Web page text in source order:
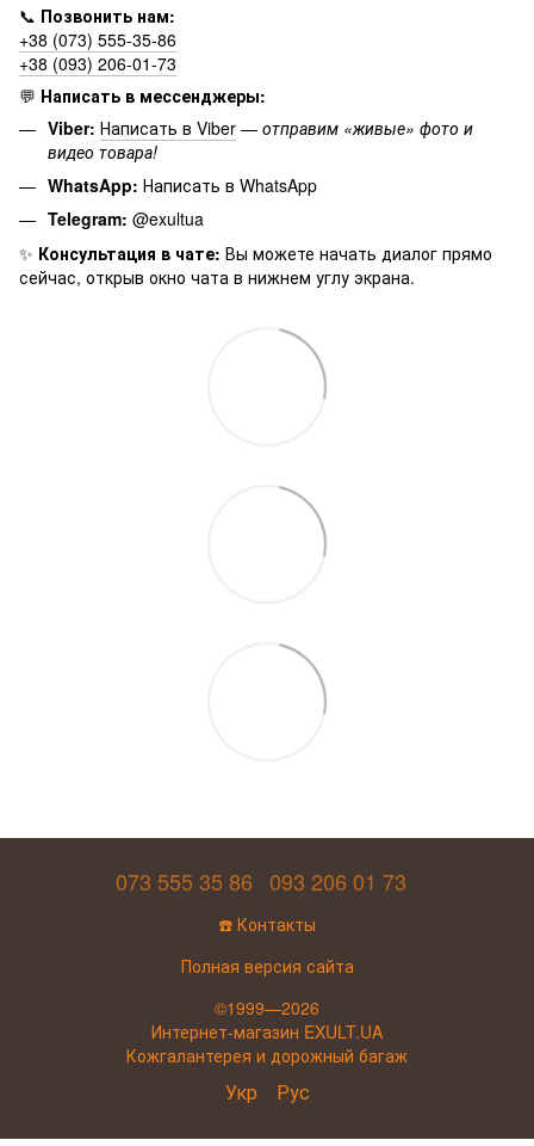
📞 Позвонить нам:
+38 (073) 555-35-86
+38 (093) 206-01-73
💬 Написать в мессенджеры:
Viber: Написать в Viber — отправим «живые» фото и
видео товара!
WhatsApp: Написать в WhatsApp
Telegram: @exultua
✨ Консультация в чате: Вы можете начать диалог прямо
сейчас, открыв окно чата в нижнем углу экрана.
073 555 35 86 093 206 01 73
☎️ Контакты
Полная версия сайта
©1999—2026
Интернет-магазин EXULT.UA
Кожгалантерея и дорожный багаж
Укр Рус